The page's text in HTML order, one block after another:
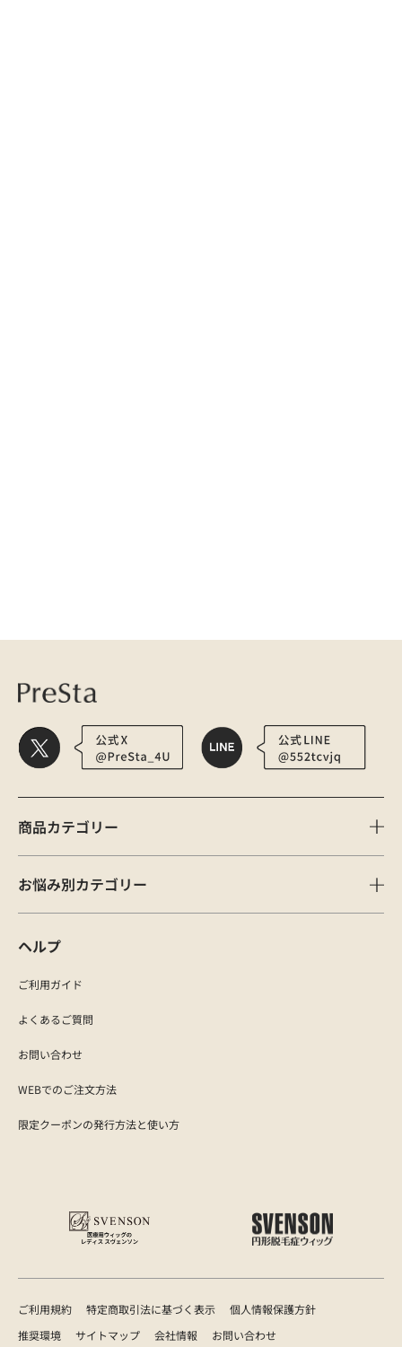
商品カテゴリー
お悩み別カテゴリー
ヘルプ
ご利用ガイド
よくあるご質問
お問い合わせ
WEBでのご注文方法
限定クーポンの発行方法と使い方
ご利用規約 特定商取引法に基づく表示
個人情報保護方針
推奨環境
サイトマップ 会社情報 お問い合わせ